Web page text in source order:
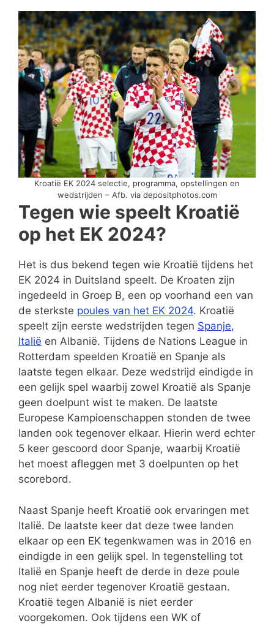
Kroatië EK 2024 selectie, programma, opstellingen en
wedstrijden – Afb. via depositphotos.com
Tegen wie speelt Kroatië
op het EK 2024?
Het is dus bekend tegen wie Kroatië tijdens het
EK 2024 in Duitsland speelt. De Kroaten zijn
ingedeeld in Groep B, een op voorhand een van
de sterkste poules van het EK 2024. Kroatië
speelt zijn eerste wedstrijden tegen Spanje,
Italië en Albanië. Tijdens de Nations League in
Rotterdam speelden Kroatië en Spanje als
laatste tegen elkaar. Deze wedstrijd eindigde in
een gelijk spel waarbij zowel Kroatië als Spanje
geen doelpunt wist te maken. De laatste
Europese Kampioenschappen stonden de twee
landen ook tegenover elkaar. Hierin werd echter
5 keer gescoord door Spanje, waarbij Kroatië
het moest afleggen met 3 doelpunten op het
scorebord.
Naast Spanje heeft Kroatië ook ervaringen met
Italië. De laatste keer dat deze twee landen
elkaar op een EK tegenkwamen was in 2016 en
eindigde in een gelijk spel. In tegenstelling tot
Italië en Spanje heeft de derde in deze poule
nog niet eerder tegenover Kroatië gestaan.
Kroatië tegen Albanië is niet eerder
voorgekomen. Ook tijdens een WK of